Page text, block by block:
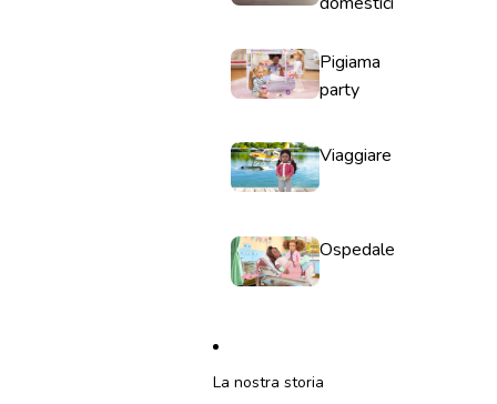
Pigiama
party
Viaggiare
Ospedale
La nostra storia